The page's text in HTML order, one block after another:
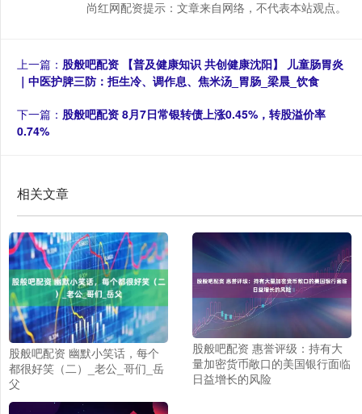
尚红网配资提示：文章来自网络，不代表本站观点。
上一篇： 股般吧配资 【普及健康知识 共创健康沈阳】 儿童肠胃炎
｜中医护脾三防：拒生冷、调作息、焦米汤_胃肠_梁晨_饮食
下一篇： 股般吧配资 8月7日常银转债上涨0.45%，转股溢价率
0.74%
相关文章
股般吧配资 幽默小笑话，每个
都很好笑（二）_老公_哥们_岳
父
股般吧配资 惠誉评级：持有大
量加密货币敞口的美国银行面临
日益增长的风险